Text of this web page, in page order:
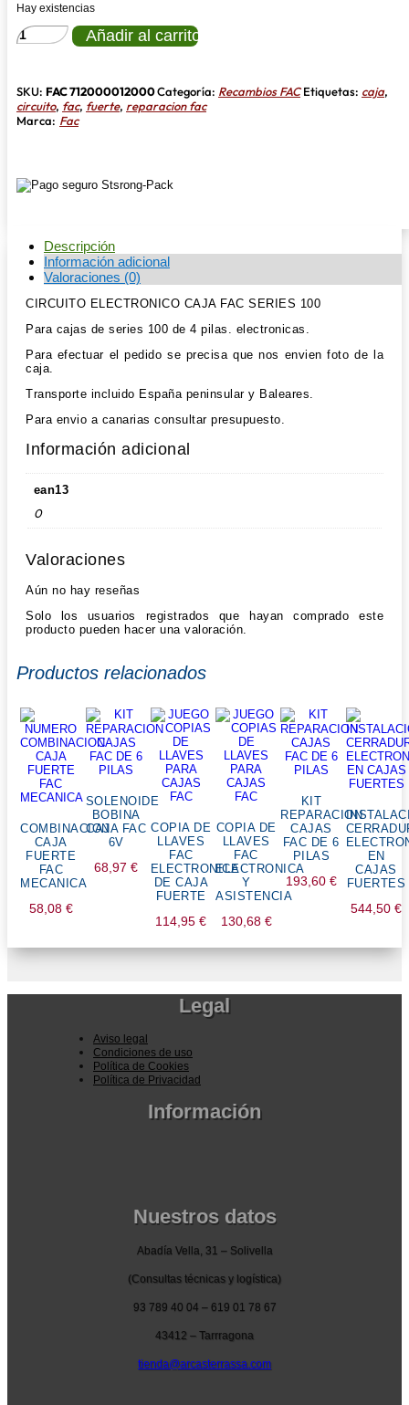
Hay existencias
CIRCUITO
ELECTRONICO
SERIES
100
cantidad
Añadir al carrito
SKU: FAC 712000012000Categoría: Recambios FAC Etiquetas: caja,
circuito, fac, fuerte, reparacion fac
Marca: Fac
Descripción
Información adicional
Valoraciones (0)
CIRCUITO ELECTRONICO CAJA FAC SERIES 100
Para cajas de series 100 de 4 pilas. electronicas.
Para efectuar el pedido se precisa que nos envien foto de la
caja.
Transporte incluido España peninsular y Baleares.
Para envio a canarias consultar presupuesto.
Información adicional
ean13
0
Valoraciones
Aún no hay reseñas
Solo los usuarios registrados que hayan comprado este
producto pueden hacer una valoración.
Productos relacionados
COMBINACION
CAJA
FUERTE
FAC
MECANICA
58,08 €
SOLENOIDE
BOBINA
CAJA FAC
6V
68,97€
COPIA DE
LLAVES
FAC
ELECTRONICA
DE CAJA
FUERTE
114,95€
COPIA DE
LLAVES
FAC
ELECTRONICA
Y
ASISTENCIA
130,68 €
KIT
REPARACION
CAJAS
FAC DE 6
PILAS
193,60 €
EN
CAJAS
FUERTES
544,50€
Legal
Aviso legal
Condiciones de uso
Política de Cookies
Política de Privacidad
Información
Nuestros datos
Abadía Vella, 31 – Solivella
(Consultas técnicas y logística)
93 789 40 04 – 619 01 78 67
43412 – Tarrragona
tienda@arcasterrassa.com